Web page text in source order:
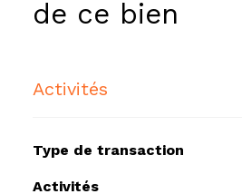
de ce bien
Activités
Type de transaction
Activités